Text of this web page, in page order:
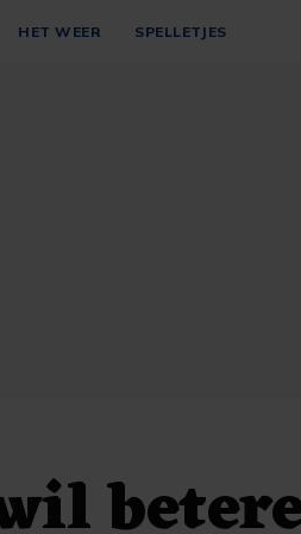
HET WEER SPELLETJES